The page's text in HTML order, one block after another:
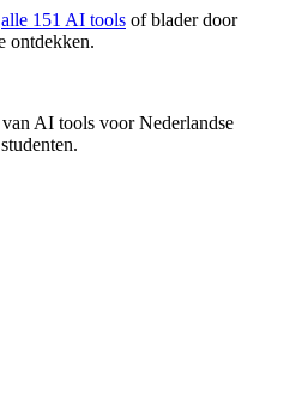
alle 151 AI tools of blader door
ontdekken.
AI tools voor Nederlandse